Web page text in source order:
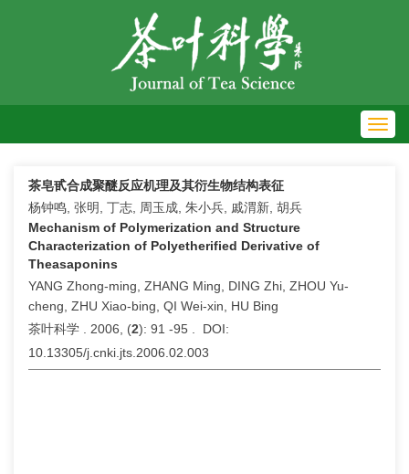
茶皂甙合成聚醚反应机理及其衍生物结构表征
杨钟鸣, 张明, 丁志, 周玉成, 朱小兵, 戚渭新, 胡兵
Mechanism of Polymerization and Structure
Characterization of Polyetherified Derivative of
Theasaponins
YANG Zhong-ming, ZHANG Ming, DING Zhi, ZHOU Yu-
cheng, ZHU Xiao-bing, QI Wei-xin, HU Bing
茶叶科学 . 2006, (2): 91 -95 . DOI:
10.13305/j.cnki.jts.2006.02.003